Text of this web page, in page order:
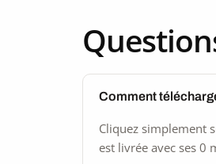
Comment
Cliquez simplement
est livrée avec ses 0